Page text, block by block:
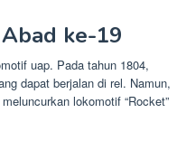
ke-19
uap. Pada tahun 1804,
dapat berjalan di rel. Namun,
lokomotif “Rocket”